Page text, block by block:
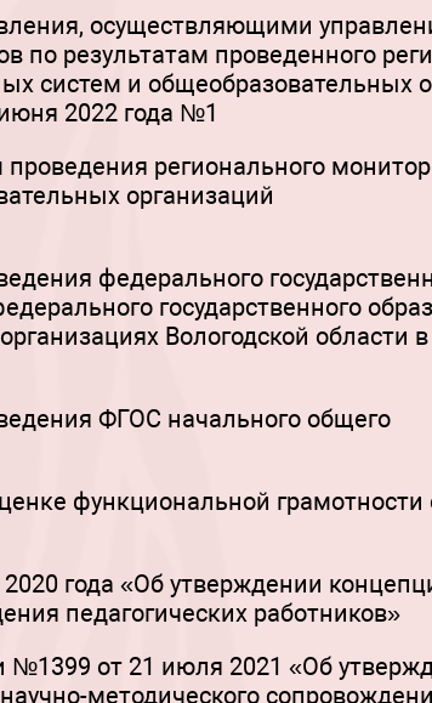
осуществляющими
по результатам проведенного
систем и общеобразовательных
2022 года №1
регионального
организаций
федерального
государственного
Вологодской области
ФГОС начального общего
функциональной
года «Об утверждении
педагогических работников»
№1399 от 21 июля 2021 «Об
методического